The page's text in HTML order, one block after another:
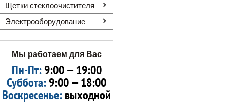
Щетки стеклоочистителя
Электрооборудование
Мы работаем для Вас
Пн-Пт:9:00 — 19:00
Суббота:9:00 — 18:00
Воскресенье:выходной